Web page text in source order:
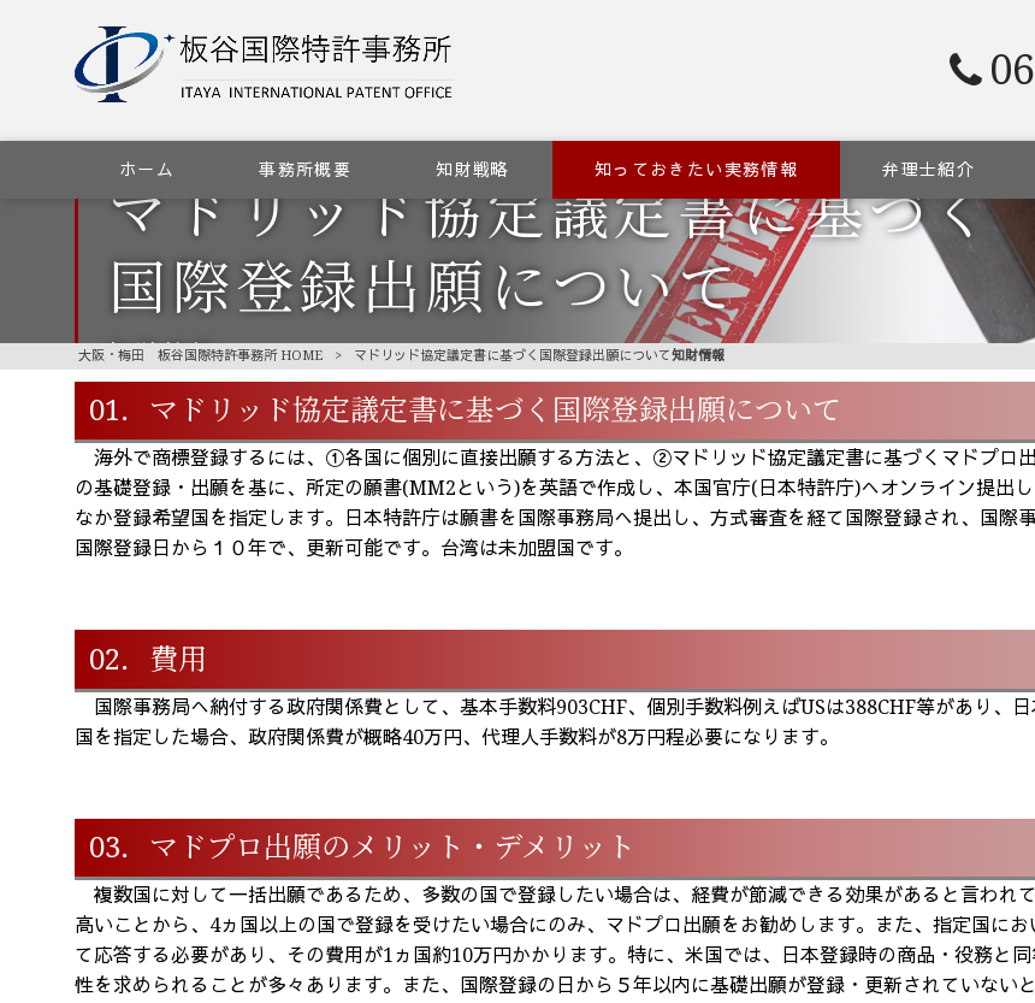
ホーム 事務所概要 知財戦略 知っておきたい実務情報 弁理士紹介
マドリッド協定議定書に基づく
国際登録出願について
知財情報
大阪・梅田 板谷国際特許事務所 HOME > マドリッド協定議定書に基づく 国際登録出願について知財情報
01．マドリッド協定議定書に基づく国際登録出願について
海外で商標登録するには、①各国に個別に直接出願する方法と、②マドリッド協定議定書に基づくマドプロ
の基礎登録・出願を基に、所定の願書(MM2という)を英語で作成し、本国官庁(日本特許庁)へオンライン提出
なか登録希望国を指定します。日本特許庁は願書を国際事務局へ提出し、方式審査を経て国際登録され、国際
国際登録日から１０年で、更新可能です。台湾は未加盟国です。
02．費用
国際事務局へ納付する政府関係費として、基本手数料903CHF、個別手数料例えばUSは388CHF等があり、
国を指定した場合、政府関係費が概略40万円、代理人手数料が8万円程必要になります。
03．マドプロ出願のメリット・デメリット
複数国に対して一括出願であるため、多数の国で登録したい場合は、経費が節減できる効果があると言われ
高いことから、4ヵ国以上の国で登録を受けたい場合にのみ、マドプロ出願をお勧めします。また、指定国に
て応答する必要があり、その費用が1ヵ国約10万円かかります。特に、米国では、日本登録時の商品・役務と
性を求められることが多々あります。また、国際登録の日から５年以内に基礎出願が登録・更新されていない